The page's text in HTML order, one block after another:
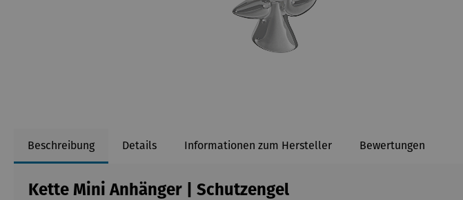
Beschreibung Details Informationen zum Hersteller Bewertungen
Kette Mini Anhänger | Schutzengel